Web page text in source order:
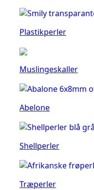
Plastikperler
Muslingeskaller
Abelone
Shellperler
Træperler